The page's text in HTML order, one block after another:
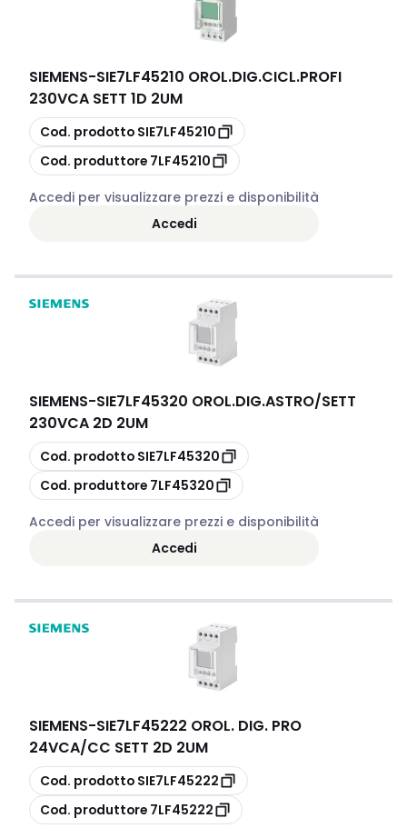
SIEMENS-SIE7LF45210 OROL.DIG.CICL.PROFI
230VCA SETT 1D 2UM
copia
Cod. prodotto SIE7LF45210
copia
Cod. produttore 7LF45210
Accedi per visualizzare prezzi e disponibilità
Accedi
SIEMENS-SIE7LF45320 OROL.DIG.ASTRO/SETT
230VCA 2D 2UM
copia
Cod. prodotto SIE7LF45320
copia
Cod. produttore 7LF45320
Accedi per visualizzare prezzi e disponibilità
Accedi
SIEMENS-SIE7LF45222 OROL. DIG. PRO
24VCA/CC SETT 2D 2UM
copia
Cod. prodotto SIE7LF45222
copia
Cod. produttore 7LF45222